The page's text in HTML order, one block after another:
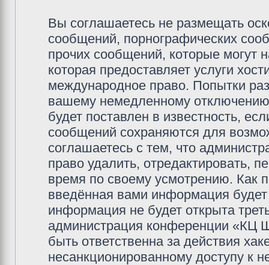
Вы соглашаетесь не размещать
сообщений, порнографических
прочих сообщений, которые могут
которая предоставляет услуги
международное право. Попытки
вашему немедленному
будет поставлен в известность,
сообщений сохраняются для
соглашаетесь с тем, что
право удалить, отредактировать,
время по своему усмотрению. Как
введённая вами информация
информация не будет открыта
администрация конференции «КЦ
быть ответственна за действия
несанкционированному доступу к